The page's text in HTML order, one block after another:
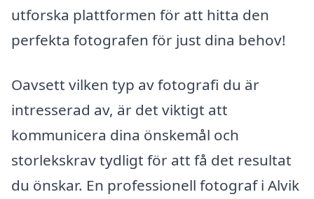
utforska plattformen för att hitta den
perfekta fotografen för just dina behov!
Oavsett vilken typ av fotografi du är
intresserad av, är det viktigt att
kommunicera dina önskemål och
storlekskrav tydligt för att få det resultat
du önskar. En professionell fotograf i Alvik